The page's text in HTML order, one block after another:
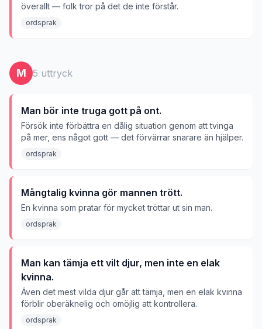
överallt — folk tror på det de inte förstår.
ordsprak
M 5 uttryck
Man bör inte truga gott på ont.
Försök inte förbättra en dålig situation genom att tvinga
på mer, ens något gott — det förvärrar snarare än hjälper.
ordsprak
Mångtalig kvinna gör mannen trött.
En kvinna som pratar för mycket tröttar ut sin man.
ordsprak
Man kan tämja ett vilt djur, men inte en elak
kvinna.
Även det mest vilda djur går att tämja, men en elak kvinna
förblir oberäknelig och omöjlig att kontrollera.
ordsprak